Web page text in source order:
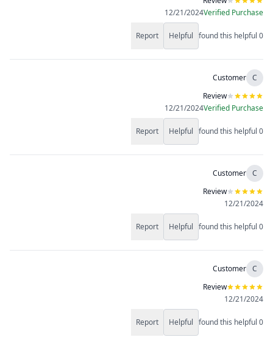
Verified Purchase
12/21/2024
0
found this helpful
Helpful
Report
C
Customer
Review
Verified Purchase
12/21/2024
0
found this helpful
Helpful
Report
C
Customer
Review
12/21/2024
0
found this helpful
Helpful
Report
C
Customer
Review
12/21/2024
0
found this helpful
Helpful
Report